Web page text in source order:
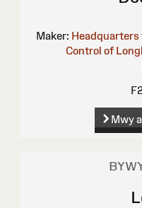
Maker: Headquarters
Control of
Mwy